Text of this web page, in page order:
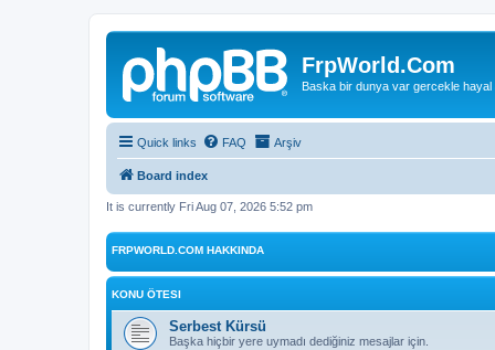
FrpWorld.Com
Baska bir dunya var gercekle hayal
Quick links FAQ Arşiv
Board index
It is currently Fri Aug 07, 2026 5:52 pm
FRPWORLD.COM HAKKINDA
KONU ÖTESI
Serbest Kürsü
Başka hiçbir yere uymadı dediğiniz mesajlar için.